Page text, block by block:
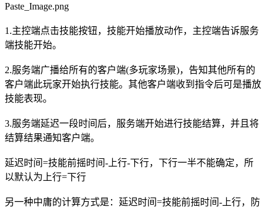
Paste_Image.png
1.主控端点击技能按钮，技能开始播放动作，主控端告诉服务
端技能开始。
2.服务端广播给所有的客户端(多玩家场景)，告知其他所有的
客户端此玩家开始执行技能。其他客户端收到指令后可是播放
技能表现。
3.服务端延迟一段时间后，服务端开始进行技能结算，并且将
结算结果通知客户端。
延迟时间=技能前摇时间-上行-下行，下行一半不能确定，所
以默认为上行=下行
另一种中庸的计算方式是：延迟时间=技能前摇时间-上行，防